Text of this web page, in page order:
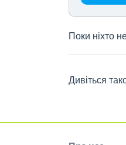
Поки ніхто
Дивіться